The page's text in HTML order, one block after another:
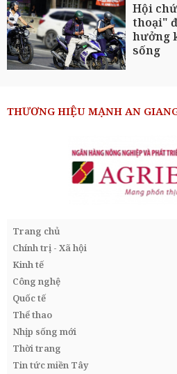
Hội
thoại"
hưởng
sống
THƯƠNG HIỆU MẠNH AN
Trang chủ
Chính trị - Xã hội
Kinh tế
Công nghệ
Quốc tế
Thể thao
Nhịp sống mới
Thời trang
Tin tức miền Tây